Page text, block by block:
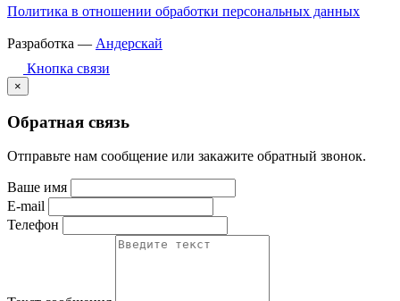
Политика в отношении обработки персональных данных
Разработка — Андерскай
Кнопка связи
×
Обратная связь
Отправьте нам сообщение или закажите обратный звонок.
Ваше имя
E-mail
Телефон